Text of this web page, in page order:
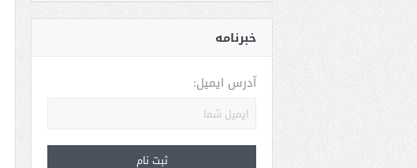
خبرنامه
آدرس ایمیل: